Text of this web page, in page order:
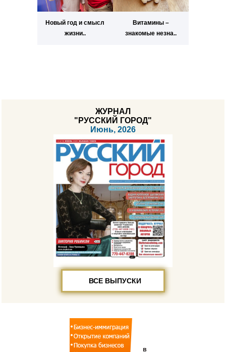
Новый год и смысл
жизни..
Витамины –
знакомые незна..
ЖУРНАЛ
"РУССКИЙ ГОРОД"
Июнь, 2026
ВСЕ ВЫПУСКИ